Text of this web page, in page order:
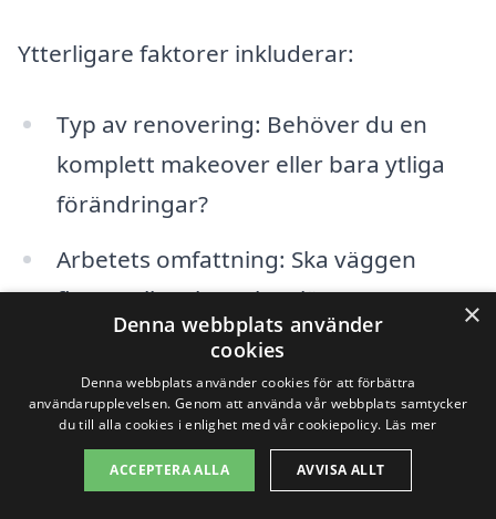
Ytterligare faktorer inkluderar:
Typ av renovering: Behöver du en
komplett makeover eller bara ytliga
förändringar?
Arbetets omfattning: Ska väggen
flyttas eller ska golvet läggas om?
Val av hantverkare: Kostnaden kan
variera beroende på vilken
professionell entreprenör du väljer att
anlita.
×
Denna webbplats använder
cookies
Denna webbplats använder cookies för att förbättra
användarupplevelsen. Genom att använda vår webbplats samtycker
du till alla cookies i enlighet med vår cookiepolicy. Läs mer
ACCEPTERA ALLA AVVISA ALLT